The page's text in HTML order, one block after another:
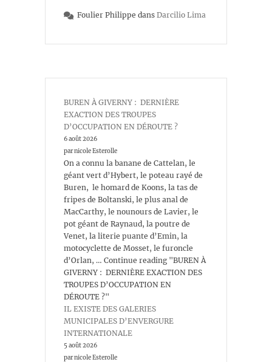
Foulier Philippe dans Darcilio Lima
BUREN À GIVERNY : DERNIÈRE
EXACTION DES TROUPES
D’OCCUPATION EN DÉROUTE ?
6 août 2026
par nicole Esterolle
On a connu la banane de Cattelan, le
géant vert d’Hybert, le poteau rayé de
Buren, le homard de Koons, la tas de
fripes de Boltanski, le plus anal de
MacCarthy, le nounours de Lavier, le
pot géant de Raynaud, la poutre de
Venet, la literie puante d’Emin, la
motocyclette de Mosset, le furoncle
d’Orlan, … Continue reading "BUREN À
GIVERNY : DERNIÈRE EXACTION DES
TROUPES D’OCCUPATION EN
DÉROUTE ?"
IL EXISTE DES GALERIES
MUNICIPALES D’ENVERGURE
INTERNATIONALE
5 août 2026
par nicole Esterolle